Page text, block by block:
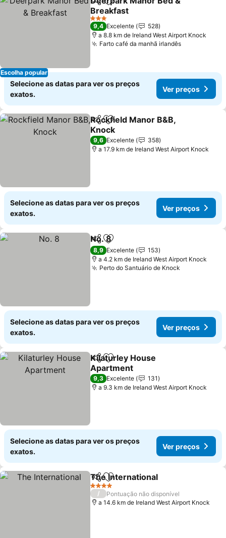
Escolha popular
PartilharAdicionar aos favoritos
Breakfast
3 Estrelas
9,4 Excelente
528
a 8.8 km de Ireland West Airport Knock
Farto café da manhã irlandês
Selecione as datas para ver os preços
exatos.
Ver preços
PartilharAdicionar aos favoritos
Rockfield Manor B&B,
Knock
9,6 Excelente
358
a 17.9 km de Ireland West Airport Knock
Selecione as datas para ver os preços
exatos.
Ver preços
PartilharAdicionar aos favoritos
No. 8
8,9 Excelente
153
a 4.2 km de Ireland West Airport Knock
Perto do Santuário de Knock
Selecione as datas para ver os preços
exatos.
Ver preços
PartilharAdicionar aos favoritos
Kilaturley House
Apartment
9,3 Excelente
131
a 9.3 km de Ireland West Airport Knock
Selecione as datas para ver os preços
exatos.
Ver preços
PartilharAdicionar aos favoritos
The International
4 Estrelas
/
Pontuação não disponível
a 14.6 km de Ireland West Airport Knock